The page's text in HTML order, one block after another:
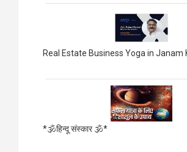
Real Estate Business Yoga in Janam
*🕉हिन्दू संस्कार 🕉*